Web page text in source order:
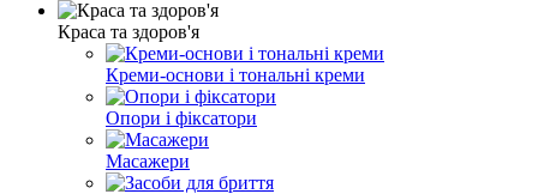
Краса та здоров'я
Креми-основи і тональні креми
Опори і фіксатори
Масажери